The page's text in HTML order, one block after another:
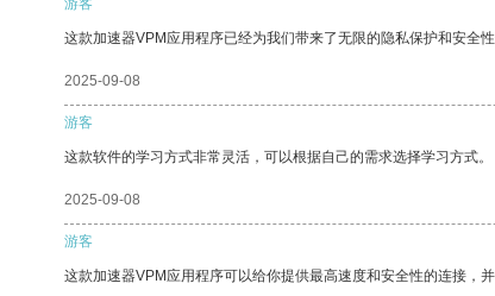
游客
这款加速器VPM应用程序已经为我们带来了无限的隐私保护和安全性
2025-09-08
游客
这款软件的学习方式非常灵活，可以根据自己的需求选择学习方式。
2025-09-08
游客
这款加速器VPM应用程序可以给你提供最高速度和安全性的连接，